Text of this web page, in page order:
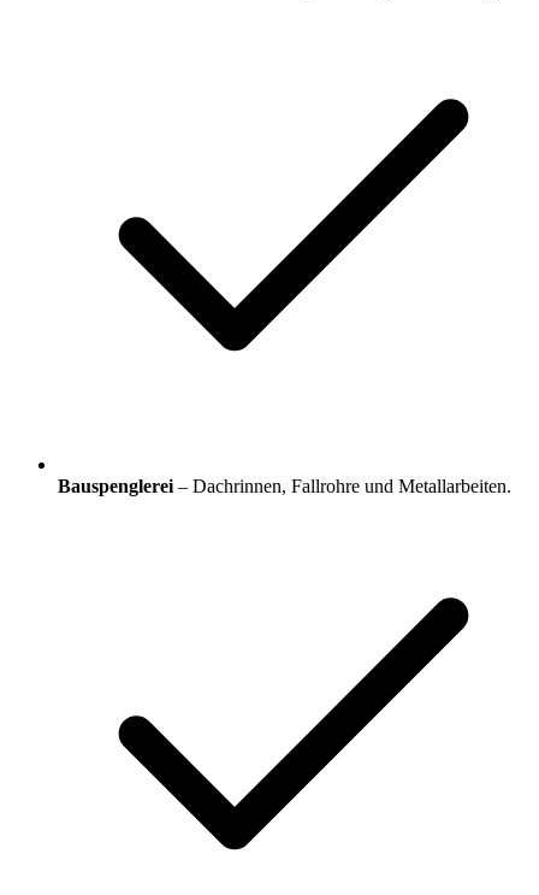
Bauspenglerei – Dachrinnen, Fallrohre und Metallarbeiten.